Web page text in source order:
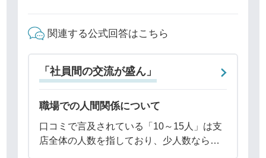
関連する公式回答はこちら
「社員間の交流が盛ん」
職場での人間関係について
口コミで言及されている「10～15人」は支
店全体の人数を指しており、少人数ならで